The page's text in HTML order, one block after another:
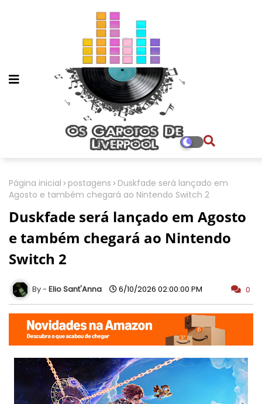
Página inicial postagens
Duskfade será lançado em
Agosto e também chegará ao Nintendo Switch 2
Duskfade será lançado em Agosto
e também chegará ao Nintendo
Switch 2
Elio Sant'Anna 6/10/2026 02:00:00 PM 0